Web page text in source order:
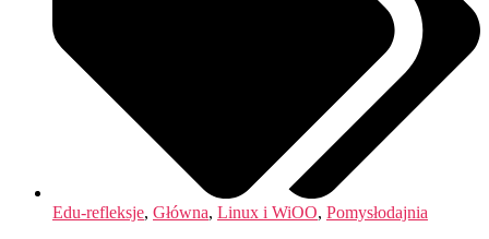
Edu-refleksje, Główna, Linux i WiOO, Pomysłodajnia